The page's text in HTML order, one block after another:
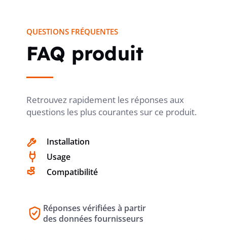
TENSION NOMINALE DE TENUE AUX
CHOCS UIMP
DÉCLENCHEMENTS INTEMPESTIFS
CLASSE DE LIMITATION ÉNERGÉTIQUE
QUESTIONS FRÉQUENTES
FAQ produit
Retrouvez rapidement les réponses aux
questions les plus courantes sur ce produit.
Installation
Usage
Compatibilité
Réponses vérifiées à partir
des données fournisseurs